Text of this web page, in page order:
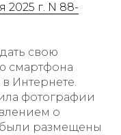
г. N 88-
свою
смартфона
Интернете.
фотографии
о
размещены